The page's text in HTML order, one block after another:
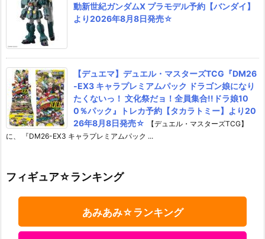
動新世紀ガンダムX プラモデル予約【バンダイ】
より2026年8月8日発売☆
【デュエマ】デュエル・マスターズTCG『DM26
-EX3 キャラプレミアムパック ドラゴン娘になり
たくないっ！ 文化祭だョ！全員集合!!ドラ娘10
0％パック』トレカ予約【タカラトミー】より20
26年8月8日発売☆
【デュエル・マスターズTCG】
に、 『DM26-EX3 キャラプレミアムパック ...
フィギュア☆ランキング
あみあみ☆ランキング